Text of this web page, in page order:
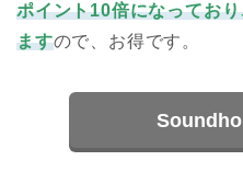
ポイント10倍になってお
ますので、お得です。